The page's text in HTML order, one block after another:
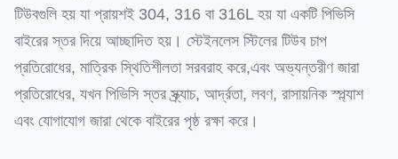
টিউবগুলি হয় যা প্রায়শই 304, 316 বা 316L হয় যা একটি পিভিসি
বাইরের স্তর দিয়ে আচ্ছাদিত হয়। স্টেইনলেস স্টিলের টিউব চাপ
প্রতিরোধের, মাত্রিক স্থিতিশীলতা সরবরাহ করে,এবং অভ্যন্তরীণ জারা
প্রতিরোধের, যখন পিভিসি স্তর স্ক্র্যাচ, আর্দ্রতা, লবণ, রাসায়নিক স্প্ল্যাশ
এবং যোগাযোগ জারা থেকে বাইরের পৃষ্ঠ রক্ষা করে।